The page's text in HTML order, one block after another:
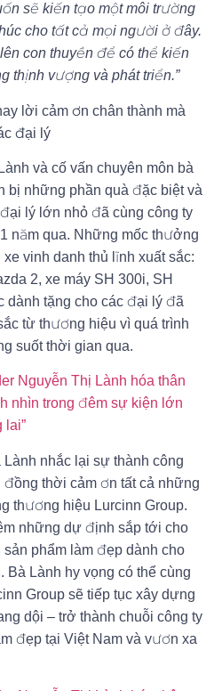
sẽ kiến tạo một môi trường
cho tất cả mọi người ở đây.
con thuyền để có thể kiến
thịnh vượng và phát triển.”
lời cảm ơn chân thành mà
đại lý
và cố vấn chuyên môn bà
bị những phần quà đặc biệt và
lý lớn nhỏ đã cùng công ty
năm qua. Những mốc thưởng
vinh danh thủ lĩnh xuất sắc:
2, xe máy SH 300i, SH
tặng cho các đại lý đã
từ thương hiệu vì quá trình
suốt thời gian qua.
nhắc lại sự thành công
đồng thời cảm ơn tất cả những
thương hiệu Lurcinn Group.
những dự định sắp tới cho
sản phẩm làm đẹp dành cho
Bà Lành hy vọng có thể cùng
Group sẽ tiếp tục xây dựng
dội – trở thành chuỗi công ty
đẹp tại Việt Nam và vươn xa